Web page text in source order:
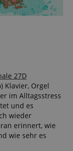
27D
Klavier, Orgel
im Alltagsstress
und es
wieder
erinnert, wie
wie sehr es